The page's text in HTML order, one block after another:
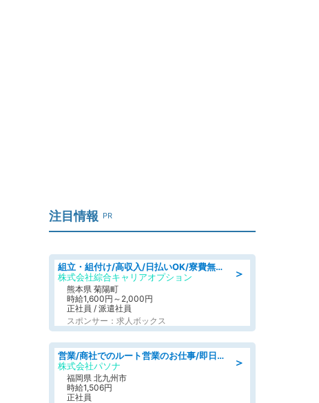
注目情報 PR
＞
組立・組付け/高収入/日払いOK/寮費無料/交替制/20・30・40代活躍中
株式会社綜合キャリアオプション
熊本県 菊陽町
時給1,600円～2,000円
正社員 / 派遣社員
スポンサー：求人ボックス
＞
営業/商社でのルート営業のお仕事/即日勤務可/車通勤可/営業
株式会社パソナ
福岡県 北九州市
時給1,506円
正社員